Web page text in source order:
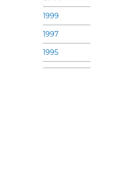
1999
1997
1995